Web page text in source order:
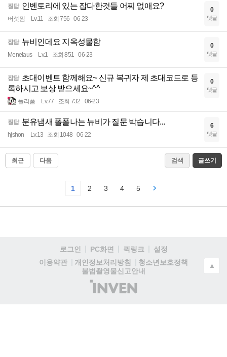
질답 인벤토리에 있는 잡다한것들 어찌 없애요?
버섯찜 Lv.11 조회 756 06-23
0
댓글
잡담 뉴비인데요 지옥성물함
Menelaus Lv.1 조회 851 06-23
0
댓글
잡담 초대이벤트 함께해요~ 신규 복귀자 제 초대코드로 등
록하시고 보상 받으세요~^^
폴리폼 Lv.77 조회 732 06-23
0
댓글
질답 분유냄새 폴폴나는 뉴비가 질문 박습니다...
hjshon Lv.13 조회 1048 06-22
6
댓글
최근 다음 검색 글쓰기
1 2 3 4 5
로그인 PC화면 퀵링크
설정
이용약관
개인정보처리방침
청소년보호정책
불법촬영물신고안내
(주)
인
▲